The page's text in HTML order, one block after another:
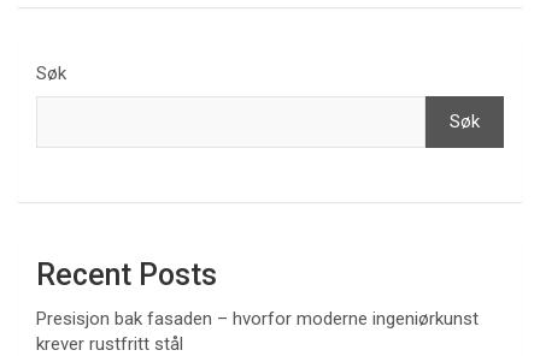
Søk
Søk
Recent Posts
Presisjon bak fasaden – hvorfor moderne ingeniørkunst
krever rustfritt stål